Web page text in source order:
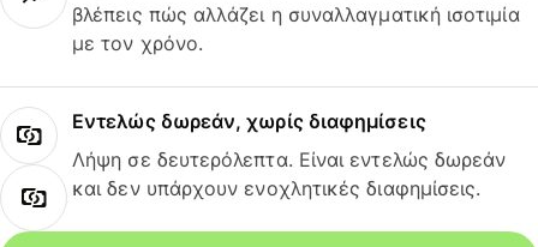
βλέπεις πώς αλλάζει η συναλλαγματική ισοτιμία
με τον χρόνο.
Εντελώς δωρεάν, χωρίς διαφημίσεις
Λήψη σε δευτερόλεπτα. Είναι εντελώς δωρεάν
και δεν υπάρχουν ενοχλητικές διαφημίσεις.